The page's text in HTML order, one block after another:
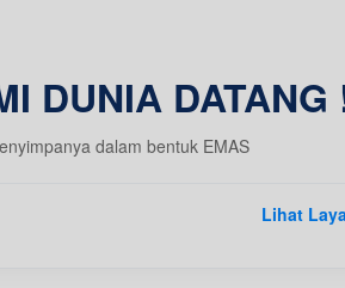
DUNIA DATANG
dalam bentuk EMAS
Lihat